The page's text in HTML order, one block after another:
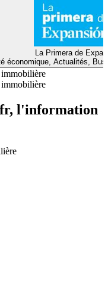
La Primera de
économique, Actualités,
l'information